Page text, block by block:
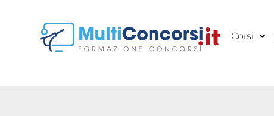
contenuto
Corsi